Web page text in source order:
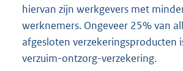
hiervan zijn werkgevers met
werknemers. Ongeveer 25% van
afgesloten verzekeringsproducten
verzuim-ontzorg-verzekering.